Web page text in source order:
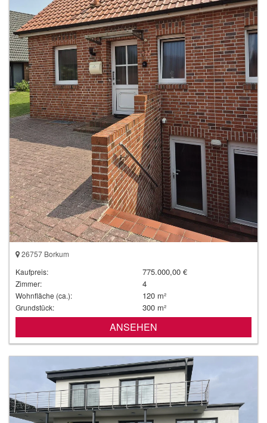
26757 Borkum
Kaufpreis:
775.000,00 €
Zimmer: 4
Wohnfläche (ca.): 120 m²
Grundstück: 300 m²
ANSEHEN